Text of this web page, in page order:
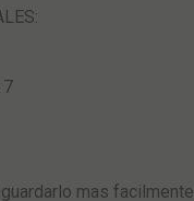
7
mas facilmente